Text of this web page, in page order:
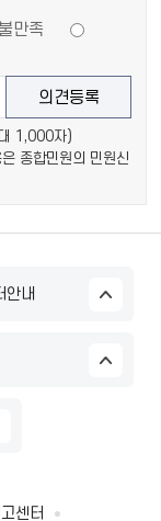
불만족
1,000자)
종합민원의 민원신
안내
센터